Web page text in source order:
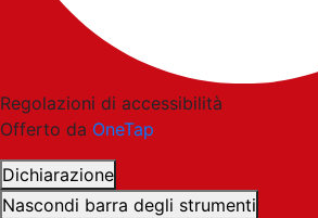
Regolazioni di accessibilità
Offerto da OneTap
Dichiarazione
Nascondi barra degli strumenti